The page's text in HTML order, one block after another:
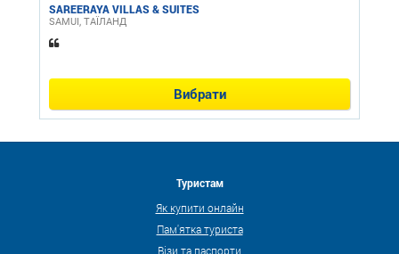
SAREERAYA VILLAS & SUITES
SAMUI, ТАЇЛАНД
Вибрати
Туристам
Як купити онлайн
Пам'ятка туриста
Візи та паспорти